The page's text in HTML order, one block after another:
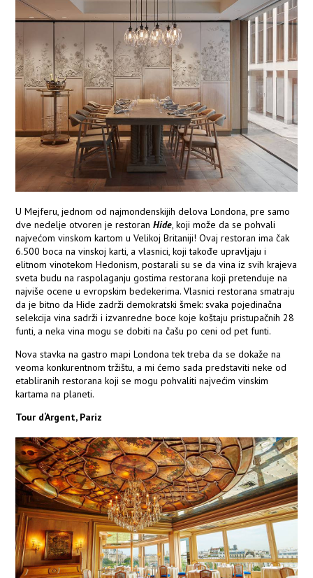
U Mejferu, jednom od najmondenskijih delova Londona, pre samo
dve nedelje otvoren je restoranHide, koji može da se pohvali
najvećom vinskom kartom u Velikoj Britaniji! Ovaj restoran ima čak
6.500 boca na vinskoj karti, a vlasnici, koji takođe upravljaju i
elitnom vinotekom Hedonism, postarali su se da vina iz svih krajeva
sveta budu na raspolaganju gostima restorana koji pretenduje na
najviše ocene u evropskim bedekerima. Vlasnici restorana smatraju
da je bitno da Hide zadrži demokratski šmek: svaka pojedinačna
selekcija vina sadrži i izvanredne boce koje koštaju pristupačnih 28
funti, a neka vina mogu se dobiti na čašu po ceni od pet funti.
Nova stavka na gastro mapi Londona tek treba da se dokaže na
veoma konkurentnom tržištu, a mi ćemo sada predstaviti neke od
etabliranih restorana koji se mogu pohvaliti najvećim vinskim
kartama na planeti.
Tour d‘Argent, Pariz